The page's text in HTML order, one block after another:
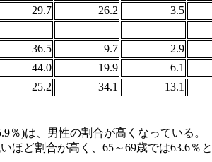
29.7 26.2 3.5
36.5 9.7 2.9
44.0 19.9 6.1
25.2 34.1 13.1
％)は、男性の割合が高くなっている。
ど割合が高く、65～69歳では63.6％